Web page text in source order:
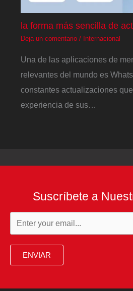
la forma más sencilla de
Deja un comentario / Internacional
Una de las aplicaciones de
relevantes del mundo es
constantes actualizaciones
experiencia de sus…
Suscríbete a
ENVIAR